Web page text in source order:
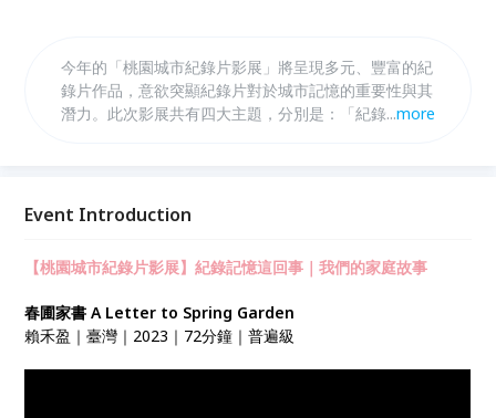
今年的「桃園城市紀錄片影展」將呈現多元、豐富的紀
錄片作品，意欲突顯紀錄片對於城市記憶的重要性與其
潛力。此次影展共有四大主題，分別是：「紀錄記憶這
部國、內外優秀作品，呈現不同文化、語言及世代的人
限，索完為止。 *報名請以出席人數(1人1票)為準。
...more
Event Introduction
【桃園城市紀錄片影展】紀錄記憶這回事｜我們的家庭故事
春圃家書 A Letter to Spring Garden
賴禾盈｜臺灣｜2023｜72分鐘｜普遍級